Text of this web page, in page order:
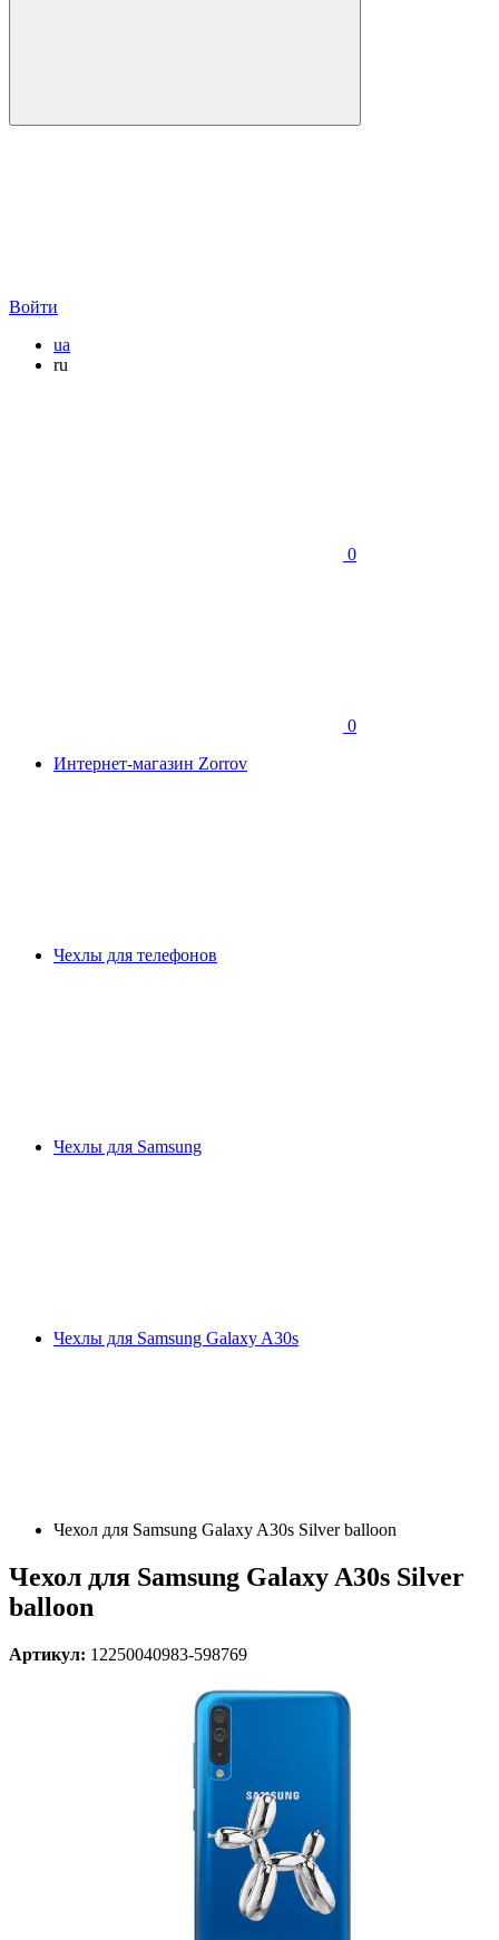
Войти
ua
ru
0
0
Интернет-магазин Zorrov
Чехлы для телефонов
Чехлы для Samsung
Чехлы для Samsung Galaxy A30s
Чехол для Samsung Galaxy A30s Silver balloon
Чехол для Samsung Galaxy A30s Silver
balloon
Артикул: 12250040983-598769